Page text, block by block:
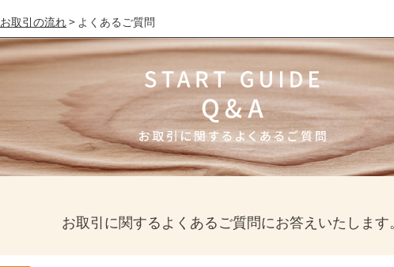
お取引の流れ> よくあるご質問
お取引に関するよくあるご質問にお答えいたします。